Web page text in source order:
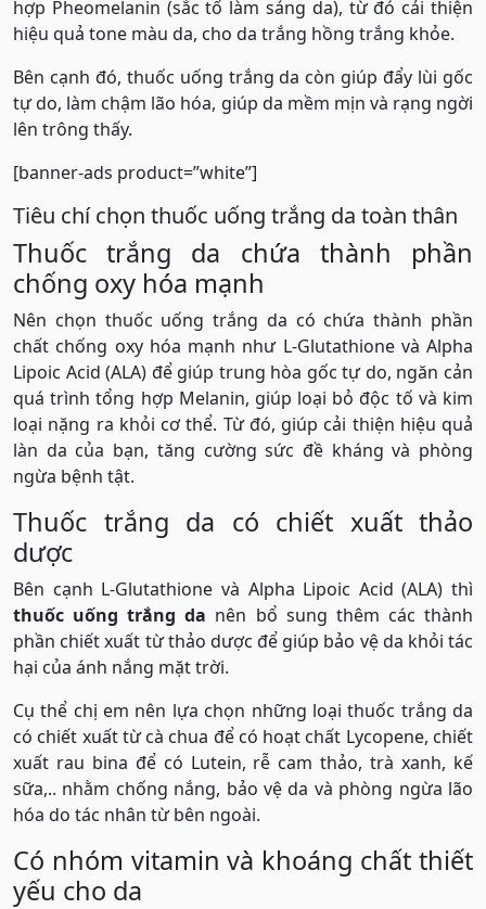
hợp Pheomelanin (sắc tố làm sáng da), từ đó cải thiện
hiệu quả tone màu da, cho da trắng hồng trắng khỏe.
Bên cạnh đó, thuốc uống trắng da còn giúp đẩy lùi gốc
tự do, làm chậm lão hóa, giúp da mềm mịn và rạng ngời
lên trông thấy.
[banner-ads product=”white”]
Tiêu chí chọn thuốc uống trắng da toàn thân
Thuốc trắng da chứa thành phần
chống oxy hóa mạnh
Nên chọn thuốc uống trắng da có chứa thành phần
chất chống oxy hóa mạnh như L-Glutathione và Alpha
Lipoic Acid (ALA) để giúp trung hòa gốc tự do, ngăn cản
quá trình tổng hợp Melanin, giúp loại bỏ độc tố và kim
loại nặng ra khỏi cơ thể. Từ đó, giúp cải thiện hiệu quả
làn da của bạn, tăng cường sức đề kháng và phòng
ngừa bệnh tật.
Thuốc trắng da có chiết xuất thảo
dược
Bên cạnh L-Glutathione và Alpha Lipoic Acid (ALA) thì
thuốc uống trắng da nên bổ sung thêm các thành
phần chiết xuất từ thảo dược để giúp bảo vệ da khỏi tác
hại của ánh nắng mặt trời.
Cụ thể chị em nên lựa chọn những loại thuốc trắng da
có chiết xuất từ cà chua để có hoạt chất Lycopene, chiết
xuất rau bina để có Lutein, rễ cam thảo, trà xanh, kế
sữa,.. nhằm chống nắng, bảo vệ da và phòng ngừa lão
hóa do tác nhân từ bên ngoài.
Có nhóm vitamin và khoáng chất thiết
yếu cho da